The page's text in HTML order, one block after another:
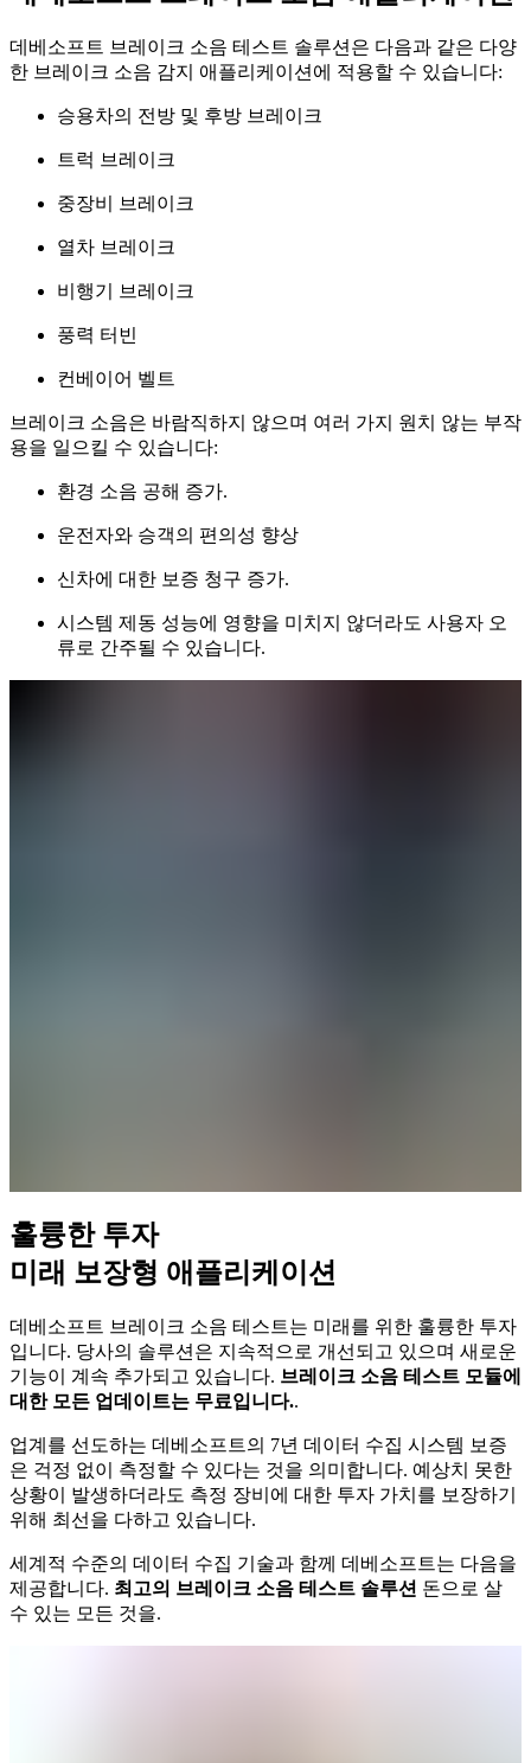
데베소프트 브레이크 소음 테스트 솔루션은 다음과 같은 다양
한 브레이크 소음 감지 애플리케이션에 적용할 수 있습니다:
승용차의 전방 및 후방 브레이크
트럭 브레이크
중장비 브레이크
열차 브레이크
비행기 브레이크
풍력 터빈
컨베이어 벨트
브레이크 소음은 바람직하지 않으며 여러 가지 원치 않는 부작
용을 일으킬 수 있습니다:
환경 소음 공해 증가.
운전자와 승객의 편의성 향상
신차에 대한 보증 청구 증가.
시스템 제동 성능에 영향을 미치지 않더라도 사용자 오
류로 간주될 수 있습니다.
훌륭한 투자
미래 보장형 애플리케이션
데베소프트 브레이크 소음 테스트는 미래를 위한 훌륭한 투자
입니다. 당사의 솔루션은 지속적으로 개선되고 있으며 새로운
기능이 계속 추가되고 있습니다. 브레이크 소음 테스트 모듈에
대한 모든 업데이트는 무료입니다..
업계를 선도하는 데베소프트의 7년 데이터 수집 시스템 보증
은 걱정 없이 측정할 수 있다는 것을 의미합니다. 예상치 못한
상황이 발생하더라도 측정 장비에 대한 투자 가치를 보장하기
위해 최선을 다하고 있습니다.
세계적 수준의 데이터 수집 기술과 함께 데베소프트는 다음을
제공합니다. 최고의 브레이크 소음 테스트 솔루션 돈으로 살
수 있는 모든 것을.